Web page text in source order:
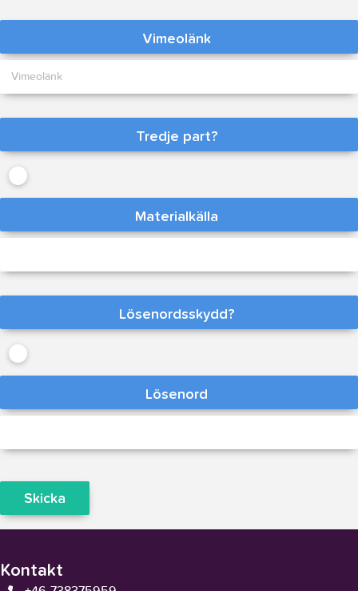
Vimeolänk
Tredje part?
Materialkälla
Lösenordsskydd?
Lösenord
Skicka
Kontakt